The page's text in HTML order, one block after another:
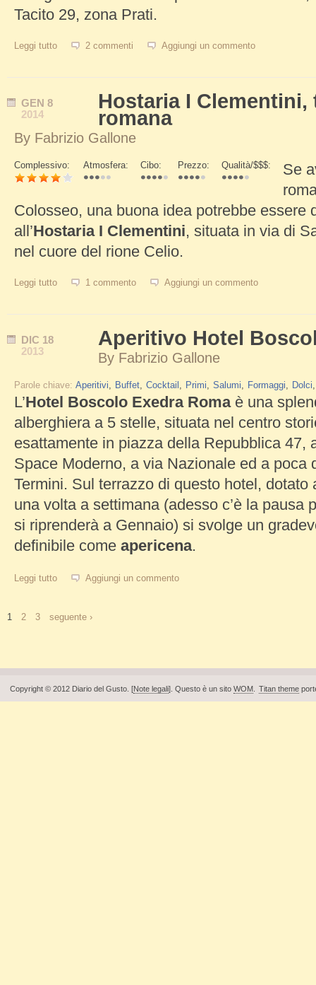
Tacito 29, zona Prati.
Leggi tutto su Linguine al tonno del ristorante pizzeria San Marco a Prati
2 commenti Aggiungi un commento
GEN 8
2014
Hostaria I
romana
By Fabrizio Gallone
Schede Verticali
Complessivo: Atmosfera: Cibo: Prezzo: Qualità/$$$:
Se
Colosseo, una buona idea potrebbe essere
all’Hostaria I Clementini, situata in via di
nel cuore del rione Celio.
Leggi tutto su Hostaria I Clementini, trattoria tipica romana
1 commento Aggiungi un commento
DIC 18
2013
Aperitivo Hotel
By Fabrizio Gallone
Parole chiave: Aperitivi Buffet Cocktail Primi Salumi Formaggi Dolci
L’Hotel Boscolo Exedra Romaè una
alberghiera a 5 stelle, situata nel centro
esattamente in piazza della Repubblica 47,
Space Moderno, a via Nazionale ed a poca
Termini. Sul terrazzo di questo hotel, dotato
una volta a settimana (adesso c’è la pausa
si riprenderà a Gennaio) si svolge un
definibile come apericena.
Leggi tutto su Aperitivo Hotel Boscolo Exedra Roma
Aggiungi un commento
1 2 3 seguente ›
Copyright © 2012 Diario del Gusto. [Note legali]. Questo è un sito WOM Titan theme